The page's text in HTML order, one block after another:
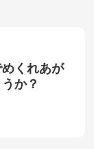
くれあが
か？